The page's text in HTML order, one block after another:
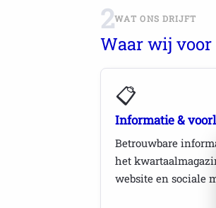
2WAT ONS DRIJFT
Waar wij voor
📋
Informatie &
Betrouwbare
het
website en sociale